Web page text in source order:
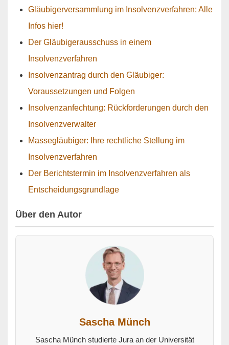
Gläubigerversammlung im Insolvenzverfahren: Alle
Infos hier!
Der Gläubigerausschuss in einem
Insolvenzverfahren
Insolvenzantrag durch den Gläubiger:
Voraussetzungen und Folgen
Insolvenzanfechtung: Rückforderungen durch den
Insolvenzverwalter
Massegläubiger: Ihre rechtliche Stellung im
Insolvenzverfahren
Der Berichtstermin im Insolvenzverfahren als
Entscheidungsgrundlage
Über den Autor
Sascha Münch
Sascha Münch studierte Jura an der Universität